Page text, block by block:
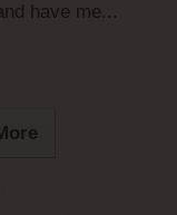
have me...